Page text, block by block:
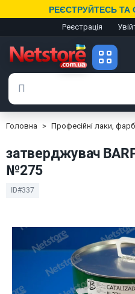
РЕЄСТРУЙТЕСЬ
Реєстрація
Головна Професійні лаки,
затверджувач
№275
ID#337